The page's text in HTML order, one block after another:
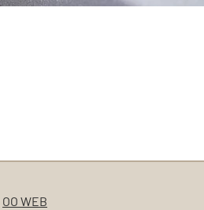
OO WEB